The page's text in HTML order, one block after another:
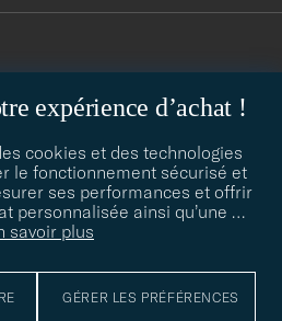
expérience d’achat !
cookies et des technologies
le fonctionnement sécurisé et
ses performances et offrir
personnalisée ainsi qu’une …
savoir plus
GÉRER LES PRÉFÉRENCES
style ? Laissez-nous vous guider,